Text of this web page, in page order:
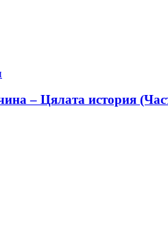
– Цялата история